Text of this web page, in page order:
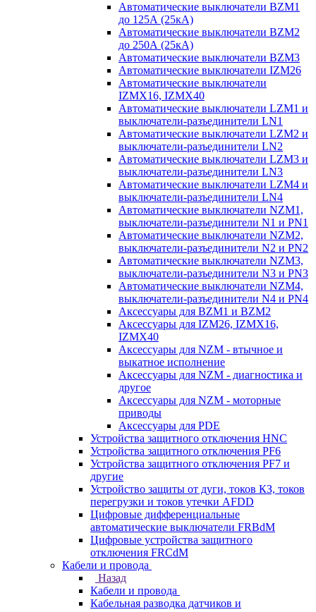
Автоматические выключатели BZM1
до 125А (25кА)
Автоматические выключатели BZM2
до 250А (25кА)
Автоматические выключатели BZM3
Автоматические выключатели IZM26
Автоматические выключатели
IZMX16, IZMX40
Автоматические выключатели LZM1 и
выключатели-разъединители LN1
Автоматические выключатели LZM2 и
выключатели-разъединители LN2
Автоматические выключатели LZM3 и
выключатели-разъединители LN3
Автоматические выключатели LZM4 и
выключатели-разъединители LN4
Автоматические выключатели NZM1,
выключатели-разъединители N1 и PN1
Автоматические выключатели NZM2,
выключатели-разъединители N2 и PN2
Автоматические выключатели NZM3,
выключатели-разъединители N3 и PN3
Автоматические выключатели NZM4,
выключатели-разъединители N4 и PN4
Аксессуары для BZM1 и BZM2
Аксессуары для IZM26, IZMX16,
IZMX40
Аксессуары для NZM - втычное и
выкатное исполнение
Аксессуары для NZM - диагностика и
другое
Аксессуары для NZM - моторные
приводы
Аксессуары для PDE
Устройства защитного отключения HNC
Устройства защитного отключения PF6
Устройства защитного отключения PF7 и
другие
Устройство защиты от дуги, токов КЗ, токов
перегрузки и токов утечки AFDD
Цифровые дифференциальные
автоматические выключатели FRBdM
Цифровые устройства защитного
отключения FRCdM
Кабели и провода
Назад
Кабели и провода
Кабельная разводка датчиков и